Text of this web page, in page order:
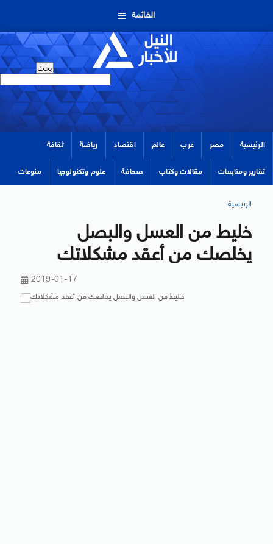
القائمة
الرئيسية مصر عرب عالم اقتصاد رياضة ثقافة
تقارير ومتابعات مقالات وكتاب صحافة علوم وتكنولوجيا منوعات
الرئيسية
خليط من العسل والبصل
يخلصك من أعقد مشكلاتك
2019-01-17